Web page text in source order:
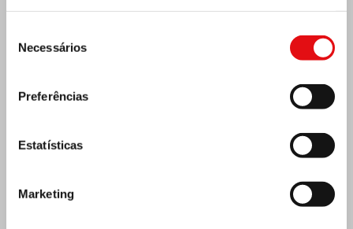
Necessários
Preferências
Estatísticas
Marketing